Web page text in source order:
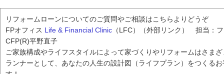
リフォームローンについてのご質問やご相談はこちらよりどうぞ
FPオフィス Life & Financial Clinic （LFC）（外部リンク） 担当：
CFP(R)平野直子
ご家族構成やライフスタイルによって家づくりやリフォームはさま
ランナーとして、あなたの人生の設計図（ライフプラン）をつくる